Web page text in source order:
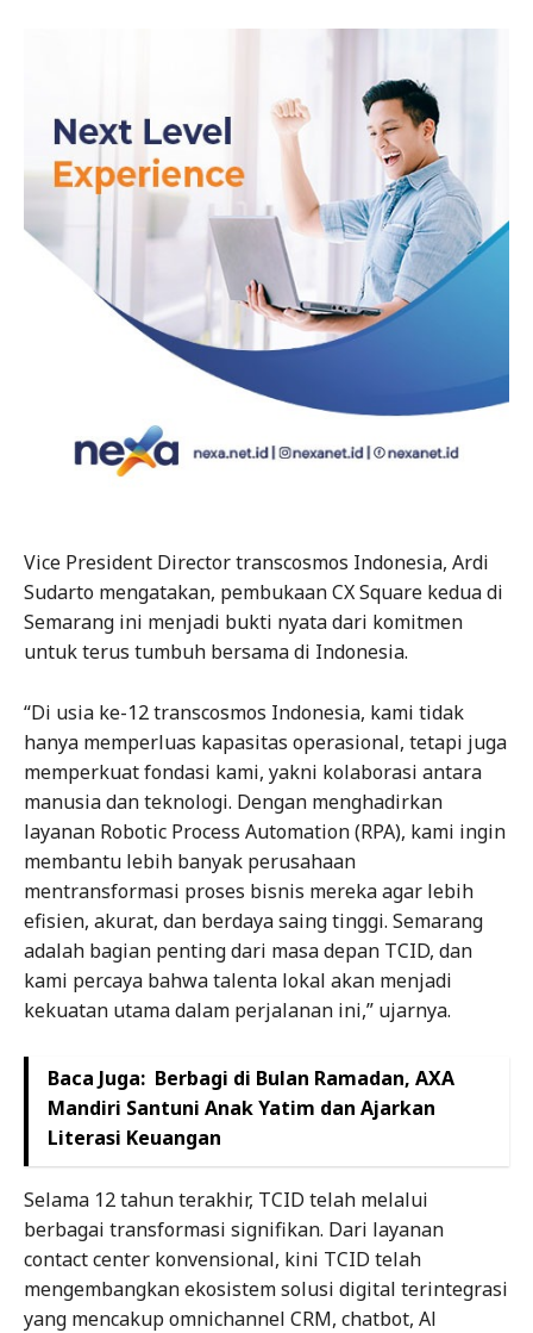
Vice President Director transcosmos Indonesia, Ardi
Sudarto mengatakan, pembukaan CX Square kedua di
Semarang ini menjadi bukti nyata dari komitmen
untuk terus tumbuh bersama di Indonesia.
“Di usia ke-12 transcosmos Indonesia, kami tidak
hanya memperluas kapasitas operasional, tetapi juga
memperkuat fondasi kami, yakni kolaborasi antara
manusia dan teknologi. Dengan menghadirkan
layanan Robotic Process Automation (RPA), kami ingin
membantu lebih banyak perusahaan
mentransformasi proses bisnis mereka agar lebih
efisien, akurat, dan berdaya saing tinggi. Semarang
adalah bagian penting dari masa depan TCID, dan
kami percaya bahwa talenta lokal akan menjadi
kekuatan utama dalam perjalanan ini,” ujarnya.
Baca Juga: Berbagi di Bulan Ramadan, AXA
Mandiri Santuni Anak Yatim dan Ajarkan
Literasi Keuangan
Selama 12 tahun terakhir, TCID telah melalui
berbagai transformasi signifikan. Dari layanan
contact center konvensional, kini TCID telah
mengembangkan ekosistem solusi digital terintegrasi
yang mencakup omnichannel CRM, chatbot, Al